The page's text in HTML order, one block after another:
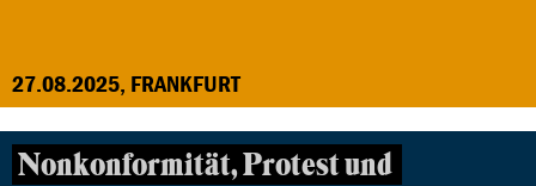
27.08.2025, FRANKFURT
Nonkonformität, Protest und